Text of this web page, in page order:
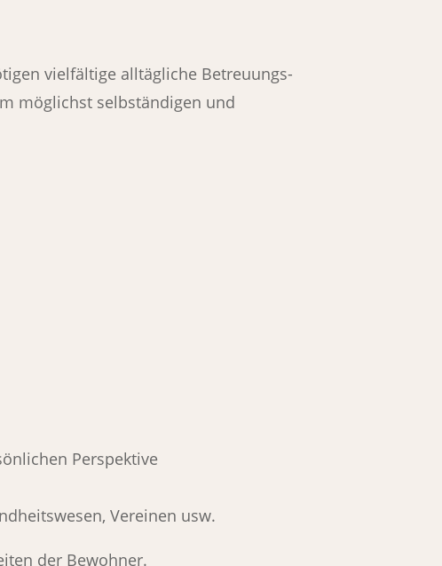
vielfältige alltägliche Betreuungs-
möglichst selbständigen und
Perspektive
Vereinen usw.
der Bewohner.